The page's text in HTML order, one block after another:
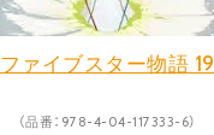
ファイブスター物語 19
（品番：978-4-04-117333-6）